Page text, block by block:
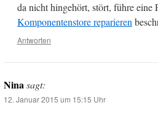
da nicht hingehört, stört, führe eine
Komponentenstore reparieren
Antworten
Ninasagt:
12. Januar 2015 um 15:15 Uhr